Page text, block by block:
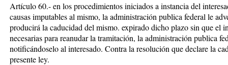
Artículo 60.- en los procedimientos iniciados a instancia del
causas imputables al mismo, la administración publica federal le
producirá la caducidad del mismo. expirado dicho plazo sin que el
necesarias para reanudar la tramitación, la administración publica
notificándoselo al interesado. Contra la resolución que declare la
presente ley.